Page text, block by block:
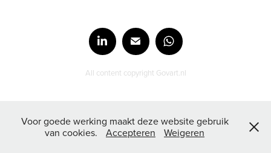
All content copyright Govart.nl
Voor goede werking maakt deze website gebruik
van cookies.
Accepteren Weigeren